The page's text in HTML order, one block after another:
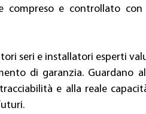
compreso e controllato
seri e installatori esperti
di garanzia. Guardano
tracciabilità e alla reale